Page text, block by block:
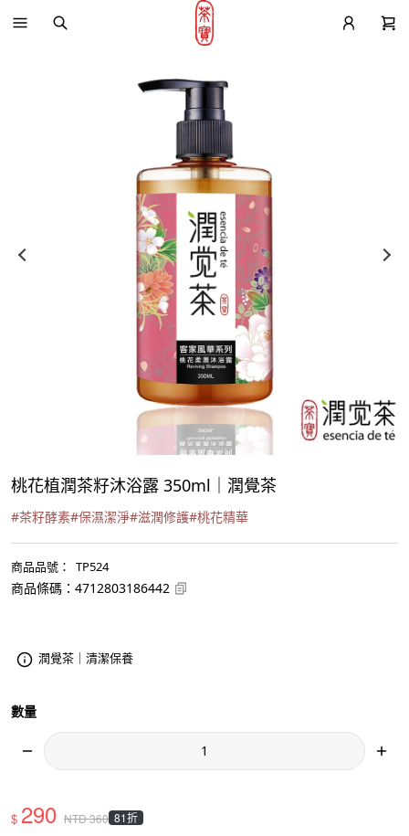
桃花植潤茶籽沐浴露 350ml｜潤覺茶
#茶籽酵素#保濕潔淨#滋潤修護#桃花精華
商品品號 ： TP524
商品條碼 ： 4712803186442
潤覺茶｜清潔保養
數量
$ 290 NTD360 81折